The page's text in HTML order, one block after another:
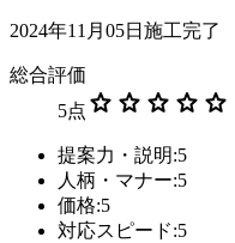
2024年11月05日施工完了
総合評価
5点 star star star star star
提案力・説明:5
人柄・マナー:5
価格:5
対応スピード:5